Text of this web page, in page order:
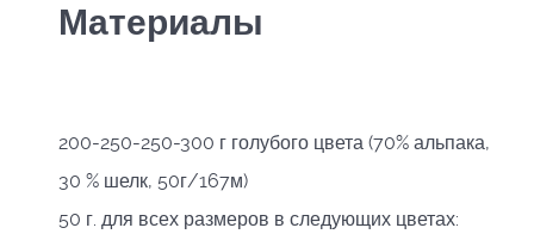
Материалы
200-250-250-300 г голубого цвета (70% альпака,
30 % шелк, 50г/167м)
50 г. для всех размеров в следующих цветах: